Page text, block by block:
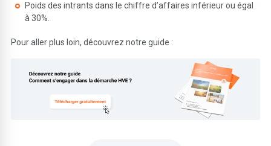
Poids des intrants dans le chiffre d’affaires inférieur ou égal
à 30%.
Pour aller plus loin, découvrez notre guide :